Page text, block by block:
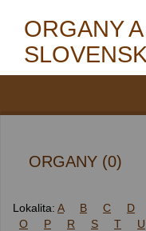
ORGANY
ORGANY (0)
Lokalita: A B C D
O
P R S T U